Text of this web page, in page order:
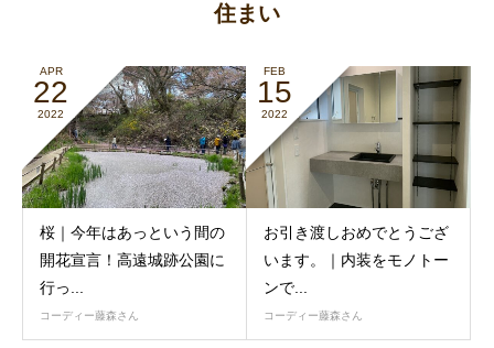
エルハウス
住まい
APR
22
2022
桜｜今年はあっという間の
開花宣言！高遠城跡公園に
行っ...
コーディー藤森さん
FEB
15
2022
お引き渡しおめでとうござ
います。｜内装をモノトー
ンで...
コーディー藤森さん